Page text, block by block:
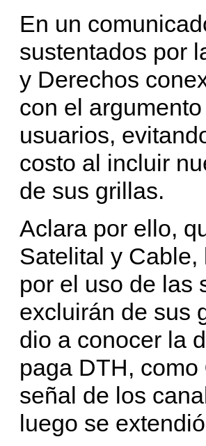
En un
sustentados por
y Derechos
con el
usuarios,
costo al incluir
de sus grillas.
Aclara por ello,
Satelital y
por el uso de las
excluirán de sus
dio a conocer la
paga DTH, como
señal de los
luego se